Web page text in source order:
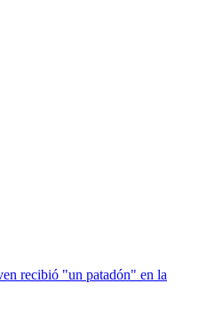
recibió "un patadón" en la